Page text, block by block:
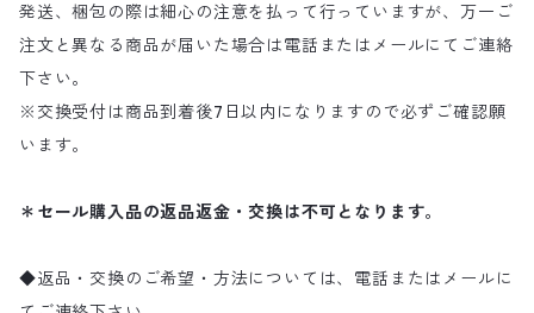
発送、梱包の際は細心の注意を払って行っていますが、万一ご
注文と異なる商品が届いた場合は電話またはメールにてご連絡
下さい。
※交換受付は商品到着後7日以内になりますので必ずご確認願
います。
＊セール購入品の返品返金・交換は不可となります。
◆返品・交換のご希望・方法については、電話またはメールに